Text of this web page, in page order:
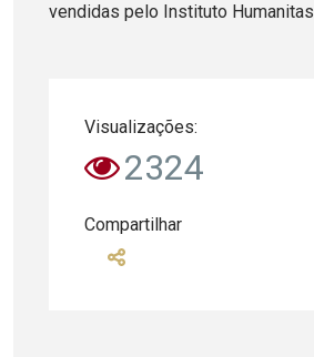
vendidas pelo Instituto Humanitas
Visualizações:
2324
Compartilhar